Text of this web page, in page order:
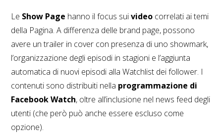
Le Show Page hanno il focus suivideo correlati ai temi
della Pagina. A differenza delle brand page, possono
avere un trailer in cover con presenza di uno showmark,
l’organizzazione degli episodi in stagioni e l’aggiunta
automatica di nuovi episodi alla Watchlist dei follower. I
contenuti sono distribuiti nella programmazione di
Facebook Watch, oltre all’inclusione nel news feed degli
utenti (che però può anche essere escluso come
opzione).